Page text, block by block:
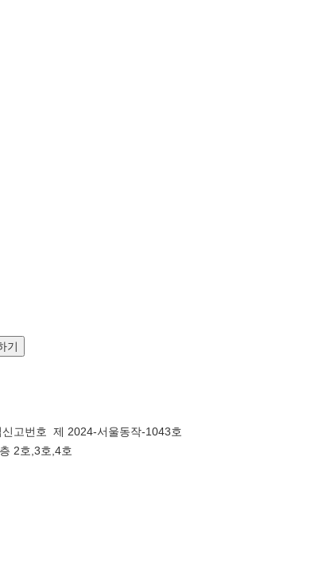
기
신고번호 제 2024-서울동작-1043호
2호,3호,4호